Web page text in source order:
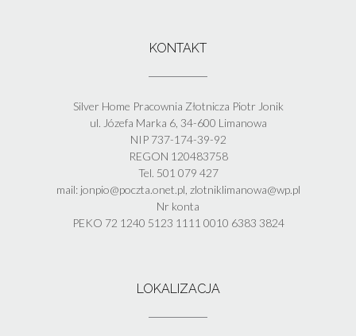
KONTAKT
Silver Home Pracownia Złotnicza Piotr Jonik
ul. Józefa Marka 6, 34-600 Limanowa
NIP 737-174-39-92
REGON 120483758
Tel. 501 079 427
mail: jonpio@poczta.onet.pl, zlotniklimanowa@wp.pl
Nr konta
PEKO 72 1240 5123 1111 0010 6383 3824
LOKALIZACJA